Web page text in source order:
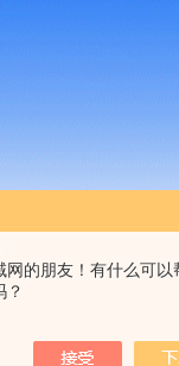
网的朋友！有什么可以
？
>氯化镧/氯